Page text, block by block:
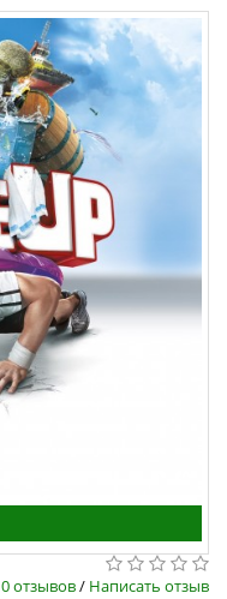
0 отзывов/ Написать отзыв